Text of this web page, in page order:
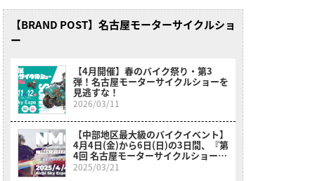
【BRAND POST】名古屋モーターサイクルショ
ー
【4月開催】春のバイク祭り・第3
弾！名古屋モーターサイクルショーを
見逃すな！
2026/03/11
【中部地区最大級のバイクイベント】
4月4日(金)から6日(日)の3日間、『第
4回 名古屋モーターサイクルショー
2005』が開催!
2025/03/21